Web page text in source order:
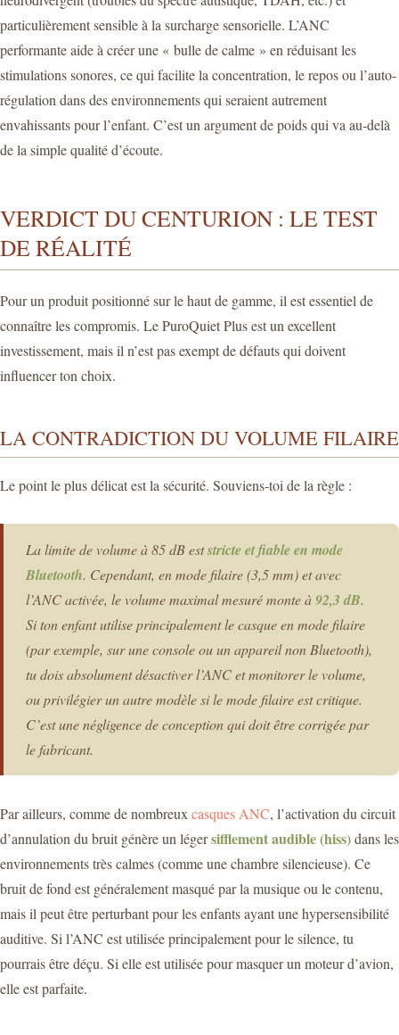
particulièrement sensible à la surcharge sensorielle. L’ANC
performante aide à créer une « bulle de calme » en réduisant les
stimulations sonores, ce qui facilite la concentration, le repos ou l’auto-
régulation dans des environnements qui seraient autrement
envahissants pour l’enfant. C’est un argument de poids qui va au-delà
de la simple qualité d’écoute.
VERDICT DU CENTURION : LE TEST
DE RÉALITÉ
Pour un produit positionné sur le haut de gamme, il est essentiel de
connaître les compromis. Le PuroQuiet Plus est un excellent
investissement, mais il n’est pas exempt de défauts qui doivent
influencer ton choix.
LA CONTRADICTION DU VOLUME FILAIRE
Le point le plus délicat est la sécurité. Souviens-toi de la règle :
La limite de volume à 85 dB eststricte et fiable en mode
Bluetooth. Cependant, en mode filaire (3,5 mm) et avec
l’ANC activée, le volume maximal mesuré monte à92,3 dB.
Si ton enfant utilise principalement le casque en mode filaire
(par exemple, sur une console ou un appareil non Bluetooth),
tu dois absolument désactiver l’ANC et monitorer le volume,
ou privilégier un autre modèle si le mode filaire est critique.
C’est une négligence de conception qui doit être corrigée par
le fabricant.
Par ailleurs, comme de nombreux casques ANC, l’activation du circuit
d’annulation du bruit génère un légersifflement audible (hiss)dans les
environnements très calmes (comme une chambre silencieuse). Ce
bruit de fond est généralement masqué par la musique ou le contenu,
mais il peut être perturbant pour les enfants ayant une hypersensibilité
auditive. Si l’ANC est utilisée principalement pour le silence, tu
pourrais être déçu. Si elle est utilisée pour masquer un moteur d’avion,
elle est parfaite.